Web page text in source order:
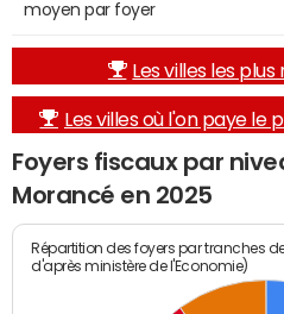
moyen par foyer
Les villes les
Les villes où l'on paye le
Foyers fiscaux par
Morancé en 2025
Répartition des foyers par tranches
d'après ministère de l'Economie)